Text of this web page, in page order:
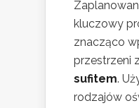
kluczowy
znacząco
przestrzeni z
sufitem.
rodzajów